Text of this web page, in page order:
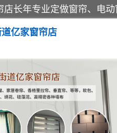
亿家窗帘店